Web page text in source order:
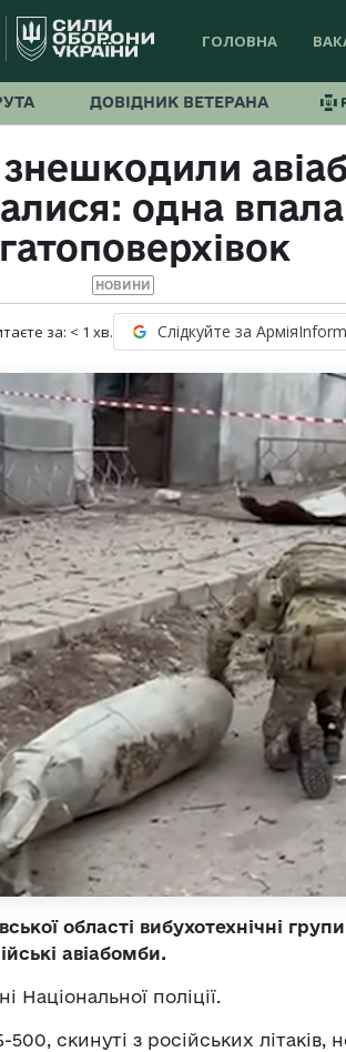
ГОЛОВНА
ДОВІДНИК ВЕТЕРАНА
знешкодили
одна впала
НОВИНИ
за: < 1 хв. Слідкуйте за
області вибухотехнічні групи
авіабомби.
Національної поліції.
скинуті з російських літаків,